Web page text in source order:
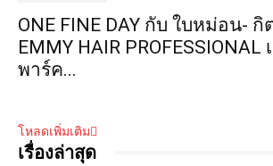
ONE FINE DAY กับ ใบหม่อน-
EMMY HAIR PROFESSIONAL
พาร์ค...
โหลดเพิ่มเติม
เรื่องล่าสุด